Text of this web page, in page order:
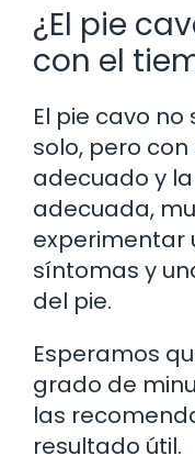
¿El pie
con el
El pie cavo
solo, pero
adecuado y
adecuada,
experimentar
síntomas y
del pie.
Esperamos
grado de
las
resultado útil.